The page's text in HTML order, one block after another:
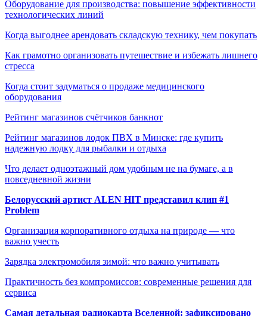
Оборудование для производства: повышение эффективности
технологических линий
Когда выгоднее арендовать складскую технику, чем покупать
Как грамотно организовать путешествие и избежать лишнего
стресса
Когда стоит задуматься о продаже медицинского
оборудования
Рейтинг магазинов счётчиков банкнот
Рейтинг магазинов лодок ПВХ в Минске: где купить
надежную лодку для рыбалки и отдыха
Что делает одноэтажный дом удобным не на бумаге, а в
повседневной жизни
Белорусский артист ALEN HIT представил клип #1
Problem
Организация корпоративного отдыха на природе — что
важно учесть
Зарядка электромобиля зимой: что важно учитывать
Практичность без компромиссов: современные решения для
сервиса
Самая детальная радиокарта Вселенной: зафиксировано